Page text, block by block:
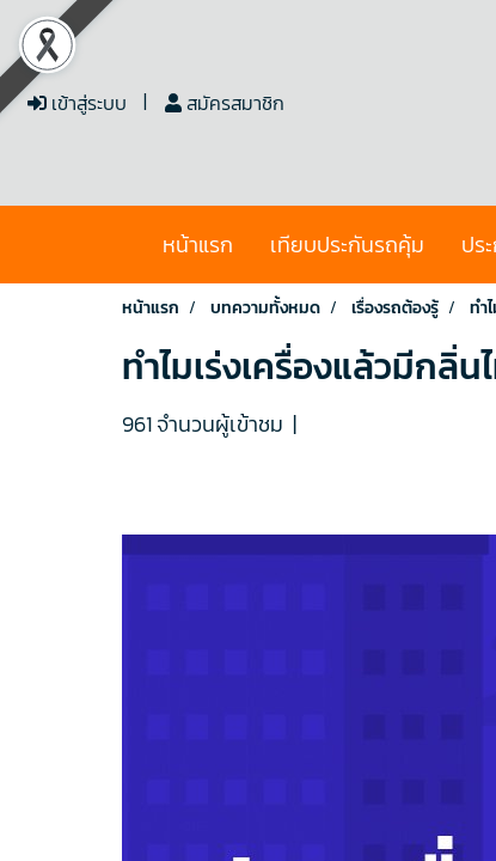
เข้าสู่ระบบ สมัครสมาชิก
หน้าแรก เทียบประกันรถคุ้ม ปร
หน้าแรก บทความทั้งหมด เรื่องรถต้องรู้ ทำ
ทำไมเร่งเครื่องแล้วมีกลิ่น
961 จำนวนผู้เข้าชม |